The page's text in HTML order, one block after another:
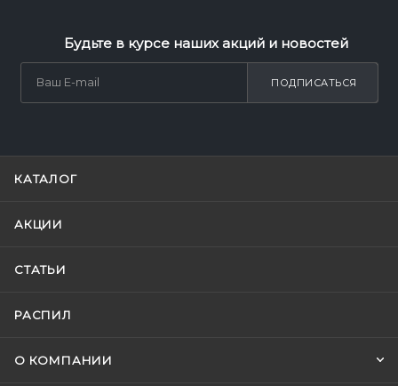
Будьте в курсе наших акций и новостей
ПОДПИСАТЬСЯ
КАТАЛОГ
АКЦИИ
СТАТЬИ
РАСПИЛ
О КОМПАНИИ